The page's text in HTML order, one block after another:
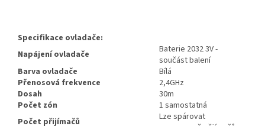
Specifikace ovladače:
Napájení ovladače
Baterie 2032 3V -
součást balení
Barva ovladače
Bílá
Přenosová frekvence
2,4GHz
Dosah
30m
Počet zón
1 samostatná
Počet přijímačů
Lze spárovat